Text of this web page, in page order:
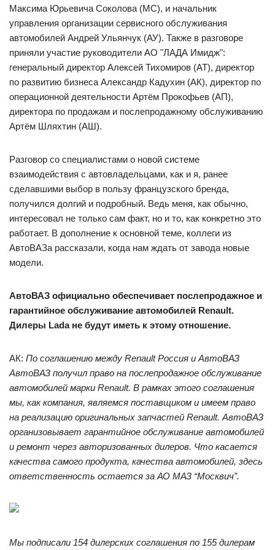
Максима Юрьевича Соколова (МС), и начальник
управления организации сервисного обслуживания
автомобилей Андрей Ульянчук (АУ). Также в разговоре
приняли участие руководители АО "ЛАДА Имидж":
генеральный директор Алексей Тихомиров (АТ), директор
по развитию бизнеса Александр Кадухин (АК), директор по
операционной деятельности Артём Прокофьев (АП),
директора по продажам и послепродажному обслуживанию
Артём Шляхтин (АШ).
Разговор со специалистами о новой системе
взаимодействия с автовладельцами, как и я, ранее
сделавшими выбор в пользу французского бренда,
получился долгий и подробный. Ведь меня, как обычно,
интересовал не только сам факт, но и то, как конкретно это
работает. В дополнение к основной теме, коллеги из
АвтоВАЗа рассказали, когда нам ждать от завода новые
модели.
АвтоВАЗ официально обеспечивает послепродажное и
гарантийное обслуживание автомобилей Renault.
Дилеры Lada не будут иметь к этому отношение.
АК: По соглашению между Renault Россия и АвтоВАЗ
АвтоВАЗ получил право на послепродажное обслуживание
автомобилей марки Renault. В рамках этого соглашения
мы, как компания, являемся поставщиком и имеем право
на реализацию оригинальных запчастей Renault. АвтоВАЗ
организовывает гарантийное обслуживание автомобилей
и ремонт через авторизованных дилеров. Что касается
качества самого продукта, качества автомобилей, здесь
ответственность остается за АО МАЗ “Москвич”.
Мы подписали 154 дилерских соглашения по 155 дилерам